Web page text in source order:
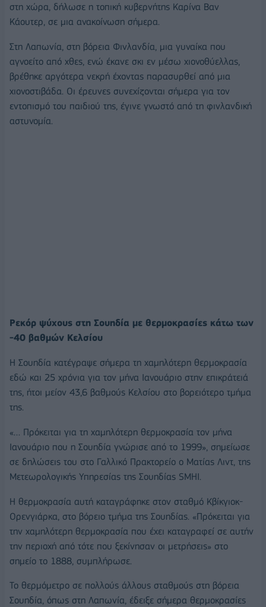
στη χώρα, δήλωσε η τοπική κυβερνήτης Καρίνα Βαν
Κάουτερ, σε μια ανακοίνωση σήμερα.
Στη Λαπωνία, στη βόρεια Φινλανδία, μια γυναίκα που
αγνοείτο από χθες, ενώ έκανε σκι εν μέσω χιονοθύελλας,
βρέθηκε αργότερα νεκρή έχοντας παρασυρθεί από μια
χιονοστιβάδα. Οι έρευνες συνεχίζονται σήμερα για τον
εντοπισμό του παιδιού της, έγινε γνωστό από τη φινλανδική
αστυνομία.
Ρεκόρ ψύχους στη Σουηδία με θερμοκρασίες κάτω των
-40 βαθμών Κελσίου
Η Σουηδία κατέγραψε σήμερα τη χαμηλότερη θερμοκρασία
εδώ και 25 χρόνια για τον μήνα Ιανουάριο στην επικράτειά
της, ήτοι μείον 43,6 βαθμούς Κελσίου στο βορειότερο τμήμα
της.
«… Πρόκειται για τη χαμηλότερη θερμοκρασία τον μήνα
Ιανουάριο που η Σουηδία γνώρισε από το 1999», σημείωσε
σε δηλώσεις του στο Γαλλικό Πρακτορείο ο Ματίας Λιντ, της
Μετεωρολογικής Υπηρεσίας της Σουηδίας SMHI.
Η θερμοκρασία αυτή καταγράφηκε στον σταθμό Κβίκγιοκ-
Ορενγιάρκα, στο βόρειο τμήμα της Σουηδίας. «Πρόκειται για
την χαμηλότερη θερμοκρασία που έχει καταγραφεί σε αυτήν
την περιοχή από τότε που ξεκίνησαν οι μετρήσεις» στο
σημείο το 1888, συμπλήρωσε.
Το θερμόμετρο σε πολλούς άλλους σταθμούς στη βόρεια
Σουηδία, όπως στη Λαπωνία, έδειξε σήμερα θερμοκρασίες